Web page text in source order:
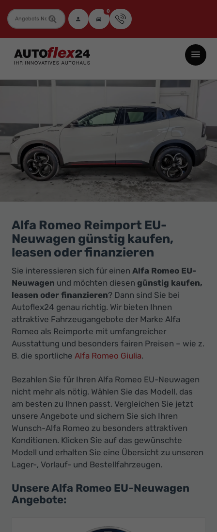
Fahrzeugnummer 0
Autoflex24
GmbH
-
Jahreswagen
und
Gebrauchtwagen
zu
Top-
Preisen
Ihr
Innovatives
Autohaus
Alfa Romeo Reimport EU-
Neuwagen günstig kaufen,
leasen oder finanzieren
Sie interessieren sich für einen Alfa Romeo EU-
Neuwagen und möchten diesen günstig kaufen,
leasen oder finanzieren? Dann sind Sie bei
Autoflex24 genau richtig. Wir bieten Ihnen
attraktive Fahrzeugangebote der Marke Alfa
Romeo als Reimporte mit umfangreicher
Ausstattung und besonders fairen Preisen – wie z.
B. die sportliche Alfa Romeo Giulia.
Bezahlen Sie für Ihren Alfa Romeo EU-Neuwagen
nicht mehr als nötig. Wählen Sie das Modell, das
am besten zu Ihnen passt. Vergleichen Sie jetzt
unsere Angebote und sichern Sie sich Ihren
Wunsch-Alfa Romeo zu besonders attraktiven
Konditionen. Klicken Sie auf das gewünschte
Modell und erhalten Sie eine Übersicht zu unseren
Lager-, Vorlauf- und Bestellfahrzeugen.
Unsere Alfa Romeo EU-Neuwagen
Angebote: